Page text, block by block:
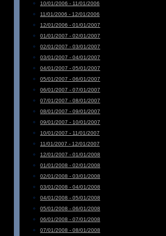
10/01/2006 - 11/01/2006
11/01/2006 - 12/01/2006
12/01/2006 - 01/01/2007
01/01/2007 - 02/01/2007
02/01/2007 - 03/01/2007
03/01/2007 - 04/01/2007
04/01/2007 - 05/01/2007
05/01/2007 - 06/01/2007
06/01/2007 - 07/01/2007
07/01/2007 - 08/01/2007
08/01/2007 - 09/01/2007
09/01/2007 - 10/01/2007
10/01/2007 - 11/01/2007
11/01/2007 - 12/01/2007
12/01/2007 - 01/01/2008
01/01/2008 - 02/01/2008
02/01/2008 - 03/01/2008
03/01/2008 - 04/01/2008
04/01/2008 - 05/01/2008
05/01/2008 - 06/01/2008
06/01/2008 - 07/01/2008
07/01/2008 - 08/01/2008